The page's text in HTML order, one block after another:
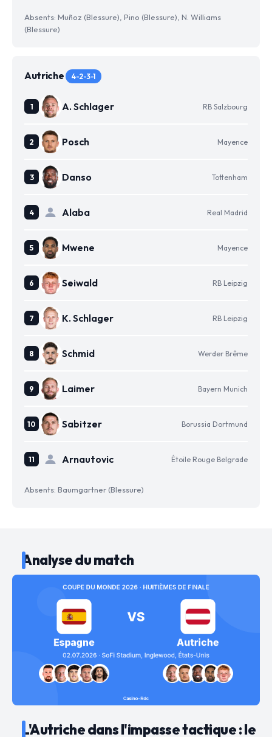
Absents: Muñoz (Blessure), Pino (Blessure), N. Williams
(Blessure)
Autriche 4-2-3-1
A. Schlager RB Salzbourg
Posch Mayence
Danso Tottenham
Alaba Real Madrid
Mwene Mayence
Seiwald RB Leipzig
K. Schlager RB Leipzig
Schmid Werder Brême
Laimer Bayern Munich
Sabitzer Borussia Dortmund
Arnautovic Étoile Rouge Belgrade
Absents: Baumgartner (Blessure)
Analyse du match
L'Autriche dans l'impasse tactique : le